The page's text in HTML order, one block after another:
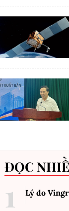
ĐỌC
Lý do